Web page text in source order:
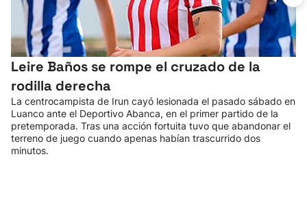
Leire Baños se rompe el cruzado de la
rodilla derecha
La centrocampista de Irun cayó lesionada el pasado sábado en
Luanco ante el Deportivo Abanca, en el primer partido de la
pretemporada. Tras una acción fortuita tuvo que abandonar el
terreno de juego cuando apenas habían trascurrido dos
minutos.